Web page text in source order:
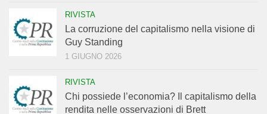
RIVISTA
La corruzione del capitalismo nella visione di
Guy Standing
1 GIUGNO 2026
RIVISTA
Chi possiede l’economia? Il capitalismo della
rendita nelle osservazioni di Brett